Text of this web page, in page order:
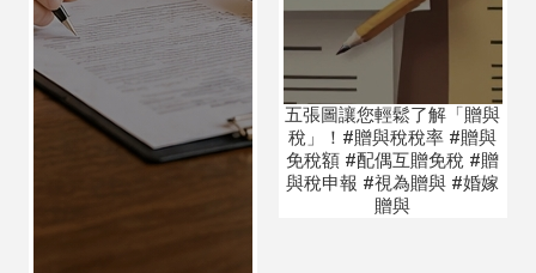
五張圖讓您輕鬆了解「贈與
稅」！#贈與稅稅率 #贈與
免稅額 #配偶互贈免稅 #贈
與稅申報 #視為贈與 #婚嫁
贈與